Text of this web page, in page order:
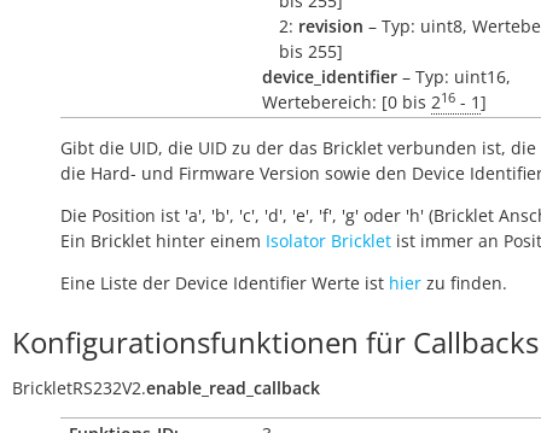
2: revision – Typ: uint8,
bis 255]
device_identifier – Typ: uint16,
Wertebereich: [0 bis 216 - 1]
Gibt die UID, die UID zu der das Bricklet verbunden ist, die
die Hard- und Firmware Version sowie den Device
Die Position ist 'a', 'b', 'c', 'd', 'e', 'f', 'g' oder 'h' (Bricklet
Ein Bricklet hinter einem Isolator Bricklet ist immer an
Eine Liste der Device Identifier Werte ist hier zu finden.
Konfigurationsfunktionen für Callbacks
BrickletRS232V2.enable_read_callback